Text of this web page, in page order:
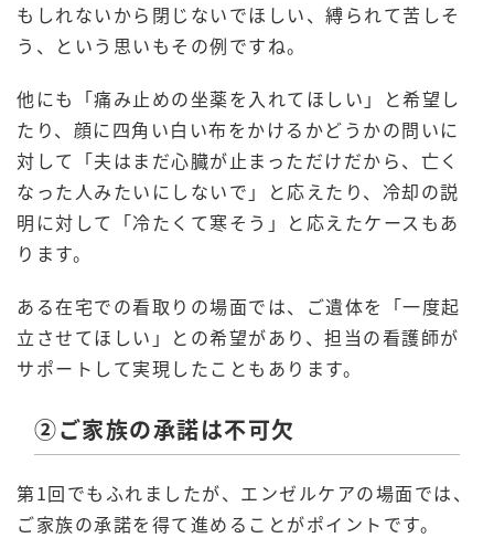
もしれないから閉じないでほしい、縛られて苦しそ
う、という思いもその例ですね。
他にも「痛み止めの坐薬を入れてほしい」と希望し
たり、顔に四角い白い布をかけるかどうかの問いに
対して「夫はまだ心臓が止まっただけだから、亡く
なった人みたいにしないで」と応えたり、冷却の説
明に対して「冷たくて寒そう」と応えたケースもあ
ります。
ある在宅での看取りの場面では、ご遺体を「一度起
立させてほしい」との希望があり、担当の看護師が
サポートして実現したこともあります。
②ご家族の承諾は不可欠
第1回でもふれましたが、エンゼルケアの場面では、
ご家族の承諾を得て進めることがポイントです。